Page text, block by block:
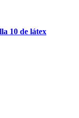
10 de látex